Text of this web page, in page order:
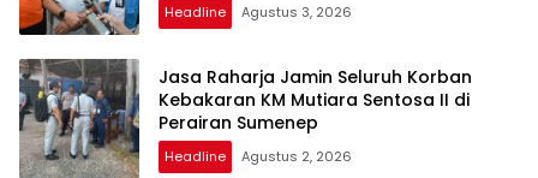
Headline Agustus 3, 2026
Jasa Raharja Jamin Seluruh Korban
Kebakaran KM Mutiara Sentosa II di
Perairan Sumenep
Headline Agustus 2, 2026